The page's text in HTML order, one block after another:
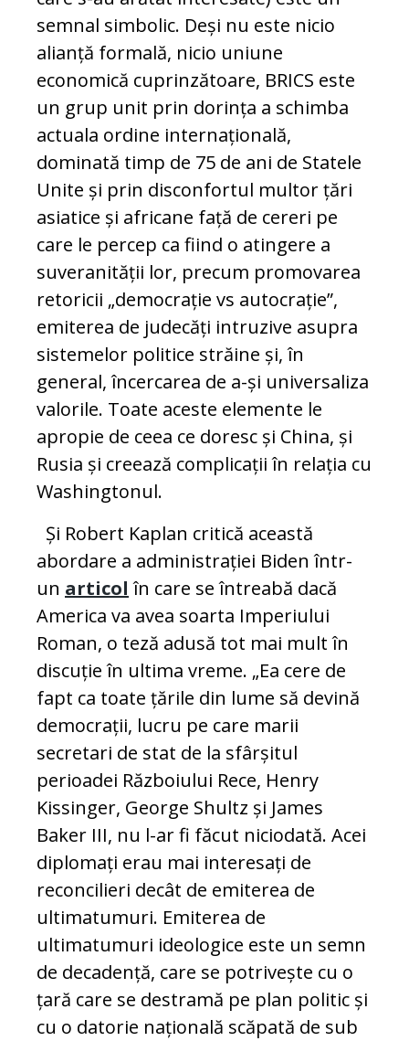
semnal simbolic. Deși nu este nicio
alianță formală, nicio uniune
economică cuprinzătoare, BRICS este
un grup unit prin dorința a schimba
actuala ordine internațională,
dominată timp de 75 de ani de Statele
Unite și prin disconfortul multor țări
asiatice și africane față de cereri pe
care le percep ca fiind o atingere a
suveranității lor, precum promovarea
retoricii „democrație vs autocrație”,
emiterea de judecăți intruzive asupra
sistemelor politice străine și, în
general, încercarea de a-și universaliza
valorile. Toate aceste elemente le
apropie de ceea ce doresc și China, și
Rusia și creează complicații în relația cu
Washingtonul.
Și Robert Kaplan critică această
abordare a administrației Biden într-
un articol în care se întreabă dacă
America va avea soarta Imperiului
Roman, o teză adusă tot mai mult în
discuție în ultima vreme. „Ea cere de
fapt ca toate țările din lume să devină
democrații, lucru pe care marii
secretari de stat de la sfârșitul
perioadei Războiului Rece, Henry
Kissinger, George Shultz și James
Baker III, nu l-ar fi făcut niciodată. Acei
diplomați erau mai interesați de
reconcilieri decât de emiterea de
ultimatumuri. Emiterea de
ultimatumuri ideologice este un semn
de decadență, care se potrivește cu o
țară care se destramă pe plan politic și
cu o datorie națională scăpată de sub